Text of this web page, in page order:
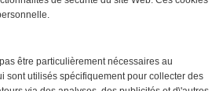
être particulièrement nécessaires au
sont utilisés spécifiquement pour collecter des